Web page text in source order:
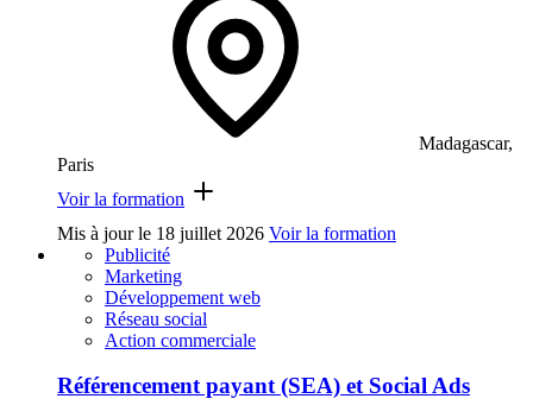
Madagascar,
Paris
Voir la formation
Mis à jour le 18 juillet 2026 Voir la formation
Publicité
Marketing
Développement web
Réseau social
Action commerciale
Référencement payant (SEA) et Social Ads